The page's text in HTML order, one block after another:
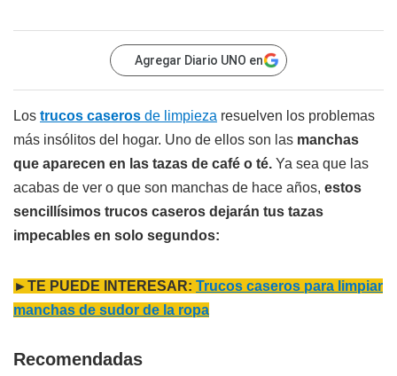
Agregar Diario UNO en
Los trucos caseros de limpieza resuelven los problemas
más insólitos del hogar. Uno de ellos son las manchas
que aparecen en las tazas de café o té. Ya sea que las
acabas de ver o que son manchas de hace años, estos
sencillísimos trucos caseros dejarán tus tazas
impecables en solo segundos:
►TE PUEDE INTERESAR: Trucos caseros para limpiar
manchas de sudor de la ropa
Recomendadas